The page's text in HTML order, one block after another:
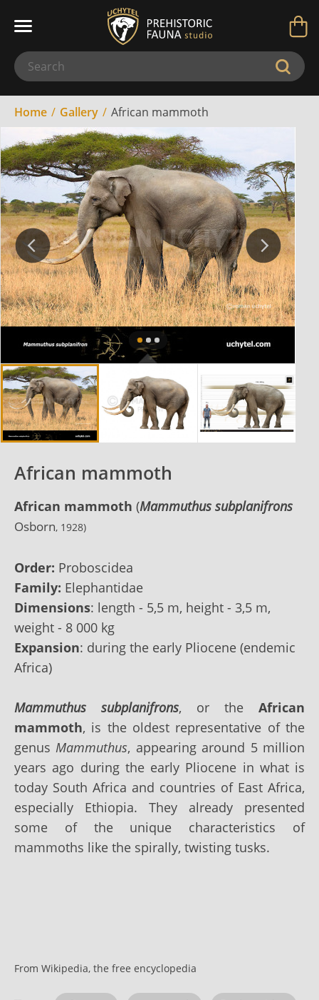
Home Gallery African mammoth
African mammoth
African mammoth (Mammuthus subplanifrons
Osborn, 1928)
Order: Proboscidea
Family: Elephantidae
Dimensions: length - 5,5 m, height - 3,5 m,
weight - 8 000 kg
Expansion: during the early Pliocene (endemic
Africa)
Mammuthus subplanifrons, or the African
mammoth, is the oldest representative of the
genus Mammuthus, appearing around 5 million
years ago during the early Pliocene in what is
today South Africa and countries of East Africa,
especially Ethiopia. They already presented
some of the unique characteristics of
mammoths like the spirally, twisting tusks.
From Wikipedia, the free encyclopedia